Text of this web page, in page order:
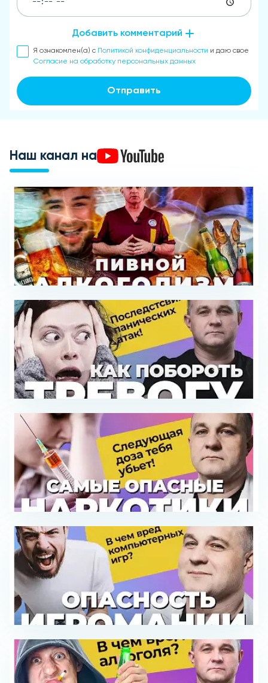
Добавить комментарий
Я ознакомлен(а) с Политикой конфиденциальности и даю свое
Согласие на обработку персональных данных
Отправить
Наш канал на